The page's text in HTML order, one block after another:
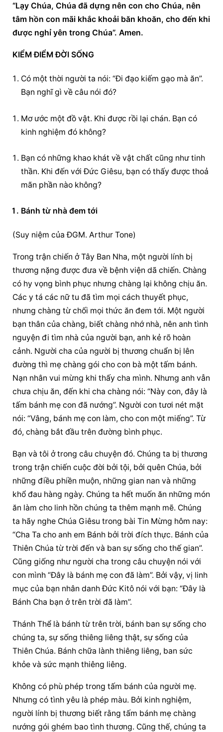
“Lạy Chúa, Chúa đã dựng nên con cho Chúa, nên
tâm hồn con mãi khắc khoải băn khoăn, cho đến khi
được nghỉ yên trong Chúa”. Amen.
KIỂM ĐIỂM ĐỜI SỐNG
Có một thời người ta nói: “Đi đạo kiếm gạo mà ăn”.
Bạn nghĩ gì về câu nói đó?
Mơ ước một đồ vật. Khi được rồi lại chán. Bạn có
kinh nghiệm đó không?
Bạn có những khao khát về vật chất cũng như tinh
thần. Khi đến với Đức Giêsu, bạn có thấy được thoả
mãn phần nào không?
Bánh từ nhà đem tới
(Suy niệm của ĐGM. Arthur Tone)
Trong trận chiến ở Tây Ban Nha, một người lính bị
thương nặng được đưa về bệnh viện dã chiến. Chàng
có hy vọng bình phục nhưng chàng lại không chịu ăn.
Các y tá các nữ tu đã tìm mọi cách thuyết phục,
nhưng chàng từ chối mọi thức ăn đem tới. Một người
bạn thân của chàng, biết chàng nhớ nhà, nên anh tình
nguyện đi tìm nhà của người bạn, anh kẻ rõ hoàn
cảnh. Người cha của người bị thương chuẩn bị lên
đường thì mẹ chàng gói cho con bà một tấm bánh.
Nạn nhân vui mừng khi thấy cha mình. Nhưng anh vẫn
chưa chịu ăn, đến khi cha chàng nói: “Này con, đây là
tấm bánh mẹ con đã nướng”. Người con tươi nét mặt
nói: “Vâng, bánh mẹ con làm, cho con một miếng”. Từ
đó, chàng bắt đầu trên đường bình phục.
Bạn và tôi ở trong câu chuyện đó. Chúng ta bị thương
trong trận chiến cuộc đời bởi tội, bởi quên Chúa, bởi
những điều phiền muộn, những gian nan và những
khổ đau hàng ngày. Chúng ta hết muốn ăn những món
ăn làm cho linh hồn chúng ta thêm mạnh mẽ. Chúng
ta hãy nghe Chúa Giêsu trong bài Tin Mừng hôm nay:
“Cha Ta cho anh em Bánh bởi trời đích thực. Bánh của
Thiên Chúa từ trời đến và ban sự sống cho thế gian”.
Cũng giống như người cha trong câu chuyện nói với
con mình “Đây là bánh mẹ con đã làm”. Bởi vậy, vị linh
mục của bạn nhân danh Đức Kitô nói với bạn: “Đây là
Bánh Cha bạn ở trên trời đã làm”.
Thánh Thể là bánh từ trên trời, bánh ban sự sống cho
chúng ta, sự sống thiêng liêng thật, sự sống của
Thiên Chúa. Bánh chữa lành thiêng liêng, ban sức
khỏe và sức mạnh thiêng liêng.
Không có phù phép trong tấm bánh của người mẹ.
Nhưng có tình yêu là phép màu. Bởi kinh nghiệm,
người lính bị thương biết rằng tấm bánh mẹ chàng
nướng gói ghém bao tình thương. Cũng thế, chúng ta